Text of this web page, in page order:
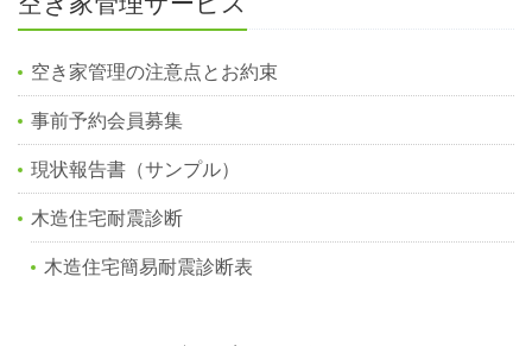
空き家管理の注意点とお約束
事前予約会員募集
現状報告書（サンプル）
木造住宅耐震診断
木造住宅簡易耐震診断表